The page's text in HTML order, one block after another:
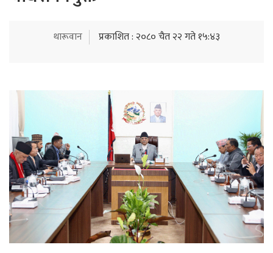
थारूवान प्रकाशित : २०८० चैत २२ गते १५:४३